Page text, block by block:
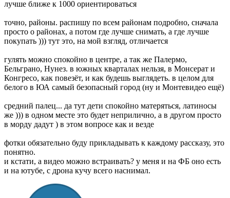
лучше ближе к 1000 ориентироваться
точно, районы. распишу по всем районам подробно, сначала
просто о районах, а потом где лучше снимать, а где лучше
покупать ))) тут это, на мой взгляд, отличается
гулять можно спокойно в центре, а так же Палермо,
Бельграно, Нунез. в южных кварталах нельзя, в Монсерат и
Конгресо, как повезёт, и как будешь выглядеть. в целом для
белого в ЮА самый безопасный город (ну и Монтевидео ещё)
средний палец... да тут дети спокойно матеряться, латиносы
же ))) в одном месте это будет неприлично, а в другом просто
в морду дадут ) в этом вопросе как и везде
фотки обязательно буду прикладывать к каждому рассказу, это
понятно.
и кстати, а видео можно встраивать? у меня и на ФБ оно есть
и на ютубе, с дрона кучу всего наснимал.